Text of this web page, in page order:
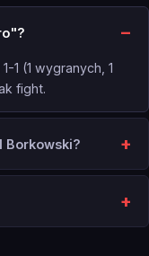
1 (1 wygranych, 1
fight.
Borkowski?